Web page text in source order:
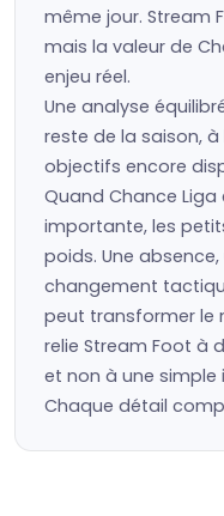
même jour. Stream
mais la valeur de
enjeu réel.
Une analyse
reste de la saison,
objectifs encore
Quand Chance
importante, les
poids. Une
changement
peut transformer le
relie Stream Foot à
et non à une simple
Chaque détail